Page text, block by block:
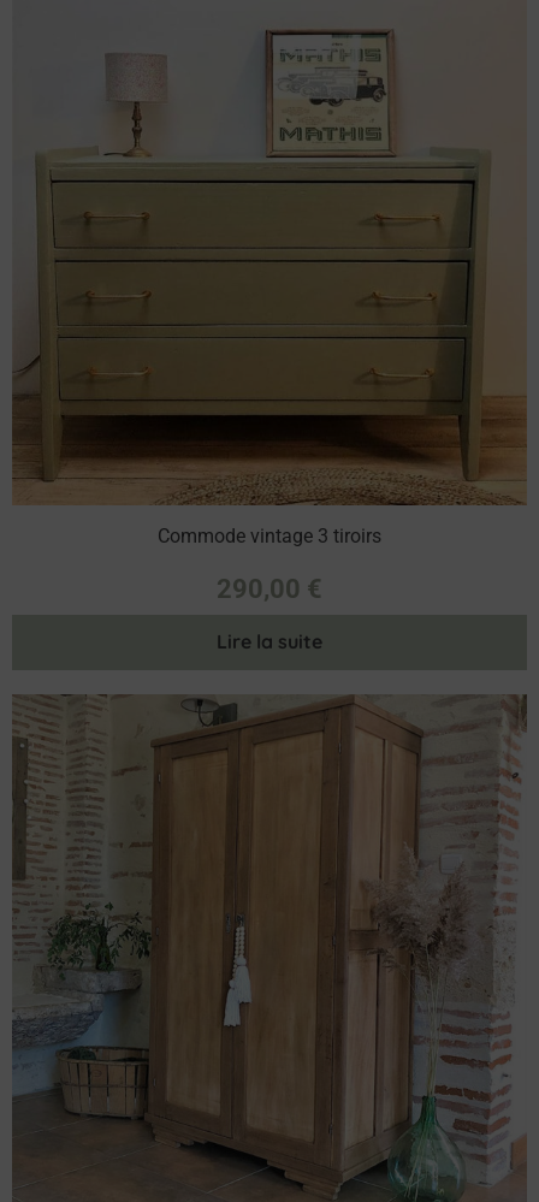
Commode vintage 3 tiroirs
290,00 €
Lire la suite